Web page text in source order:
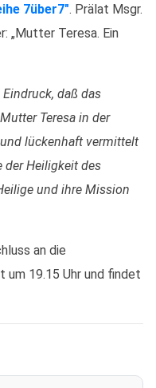
7über7″. Prälat Msgr.
„Mutter Teresa. Ein
daß das
Teresa in der
lückenhaft vermittelt
der Heiligkeit des
und ihre Mission
an die
um 19.15 Uhr und findet